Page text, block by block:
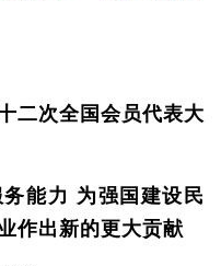
二次全国会员代表大
能力 为强国建设民
作出新的更大贡献